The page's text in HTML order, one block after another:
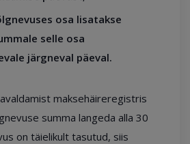
osa lisatakse
selle osa
järgneval päeval.
maksehäireregistris
summa langeda alla 30
on täielikult tasutud, siis